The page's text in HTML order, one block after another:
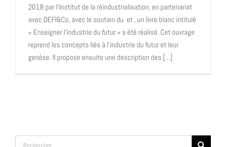
2018 par l'Institut de la réindustrialisation, en partenariat
avec DEFI&Co, avec le soutien du et , un livre blanc intitulé
« Enseigner l’industrie du futur » a été réalisé. Cet ouvrage
reprend les concepts liés à l'industrie du futur et leur
genèse. Il propose ensuite une description des [...]
Rechercher: